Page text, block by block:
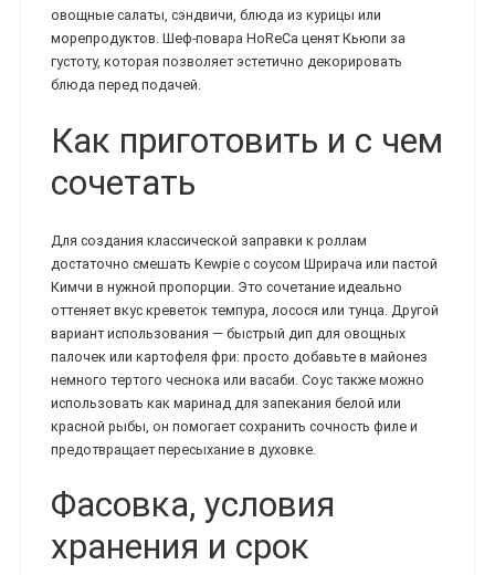
овощные салаты, сэндвичи, блюда из курицы или
морепродуктов. Шеф-повара HoReCa ценят Кьюпи за
густоту, которая позволяет эстетично декорировать
блюда перед подачей.
Как приготовить и с чем
сочетать
Для создания классической заправки к роллам
достаточно смешать Kewpie с соусом Шрирача или пастой
Кимчи в нужной пропорции. Это сочетание идеально
оттеняет вкус креветок темпура, лосося или тунца. Другой
вариант использования — быстрый дип для овощных
палочек или картофеля фри: просто добавьте в майонез
немного тертого чеснока или васаби. Соус также можно
использовать как маринад для запекания белой или
красной рыбы, он помогает сохранить сочность филе и
предотвращает пересыхание в духовке.
Фасовка, условия
хранения и срок